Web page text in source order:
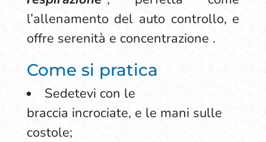
l’allenamento del auto controllo, e
offre serenità e concentrazione .
Come si pratica
Sedetevi con le
braccia incrociate, e le mani sulle
costole;